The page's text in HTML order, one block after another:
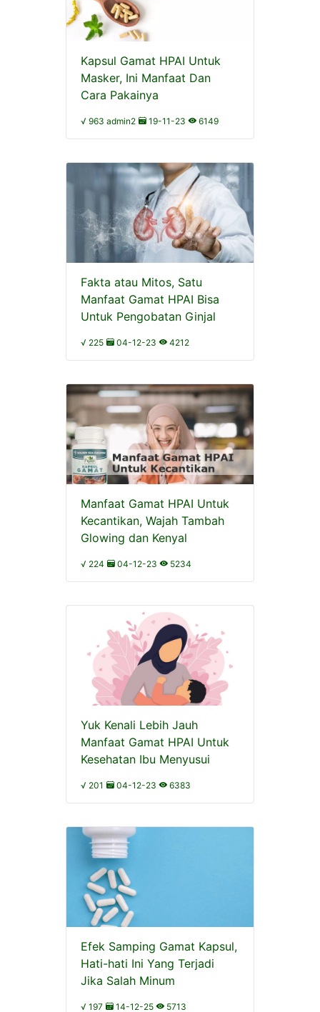
Kapsul Gamat HPAI Untuk
Masker, Ini Manfaat Dan
Cara Pakainya
√ 963 admin2 19-11-23 6149
Fakta atau Mitos, Satu
Manfaat Gamat HPAI Bisa
Untuk Pengobatan Ginjal
√ 225 04-12-23 4212
Manfaat Gamat HPAI Untuk
Kecantikan, Wajah Tambah
Glowing dan Kenyal
√ 224 04-12-23 5234
Yuk Kenali Lebih Jauh
Manfaat Gamat HPAI Untuk
Kesehatan Ibu Menyusui
√ 201 04-12-23 6383
Efek Samping Gamat Kapsul,
Hati-hati Ini Yang Terjadi
Jika Salah Minum
√ 197 14-12-25 5713